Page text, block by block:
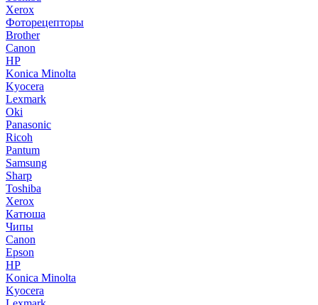
Xerox
Фоторецепторы
Brother
Canon
HP
Konica Minolta
Kyocera
Lexmark
Oki
Panasonic
Ricoh
Pantum
Samsung
Sharp
Toshiba
Xerox
Катюша
Чипы
Canon
Epson
HP
Konica Minolta
Kyocera